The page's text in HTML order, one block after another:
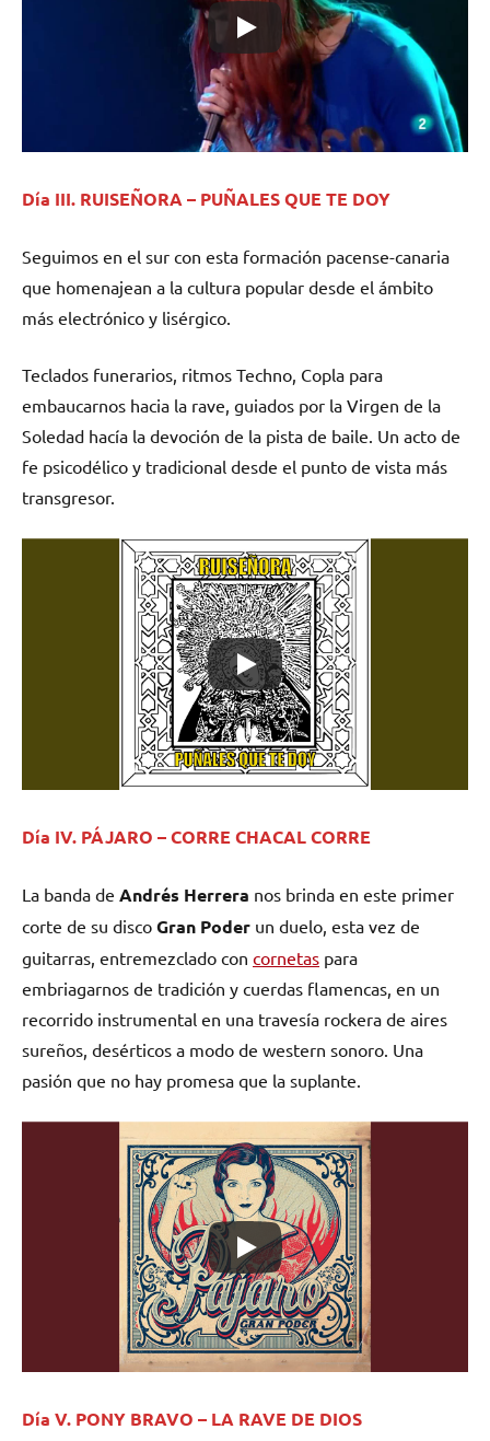
Día III. RUISEÑORA – PUÑALES QUE TE DOY
Seguimos en el sur con esta formación pacense-canaria
que homenajean a la cultura popular desde el ámbito
más electrónico y lisérgico.
Teclados funerarios, ritmos Techno, Copla para
embaucarnos hacia la rave, guiados por la Virgen de la
Soledad hacía la devoción de la pista de baile. Un acto de
fe psicodélico y tradicional desde el punto de vista más
transgresor.
Día IV. PÁJARO – CORRE CHACAL CORRE
La banda de Andrés Herrera nos brinda en este primer
corte de su disco Gran Poder un duelo, esta vez de
guitarras, entremezclado con cornetas para
embriagarnos de tradición y cuerdas flamencas, en un
recorrido instrumental en una travesía rockera de aires
sureños, desérticos a modo de western sonoro. Una
pasión que no hay promesa que la suplante.
Día V. PONY BRAVO – LA RAVE DE DIOS